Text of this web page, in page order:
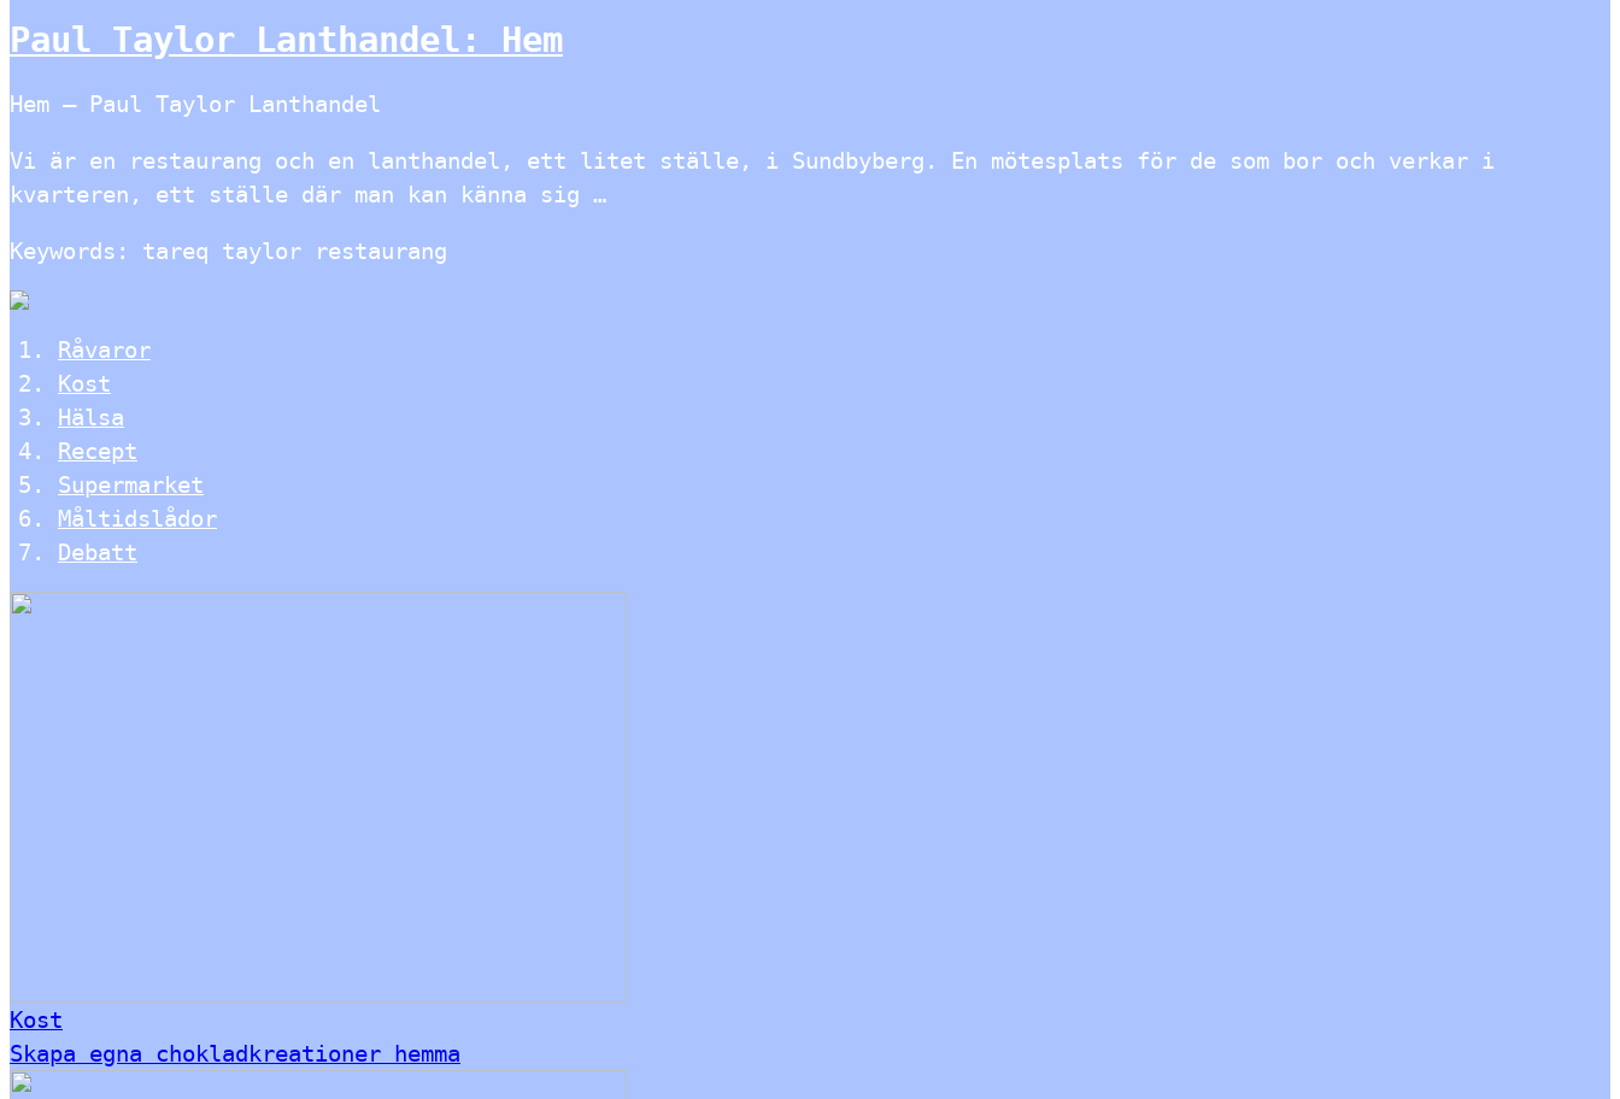
Paul Taylor Lanthandel: Hem
Hem – Paul Taylor Lanthandel
Vi är en restaurang och en lanthandel, ett litet ställe, i Sundbyberg. En mötesplats för de som bor och verkar i
kvarteren, ett ställe där man kan känna sig …
Keywords: tareq taylor restaurang
Råvaror
Kost
Hälsa
Recept
Supermarket
Måltidslådor
Debatt
Kost
Skapa egna chokladkreationer hemma